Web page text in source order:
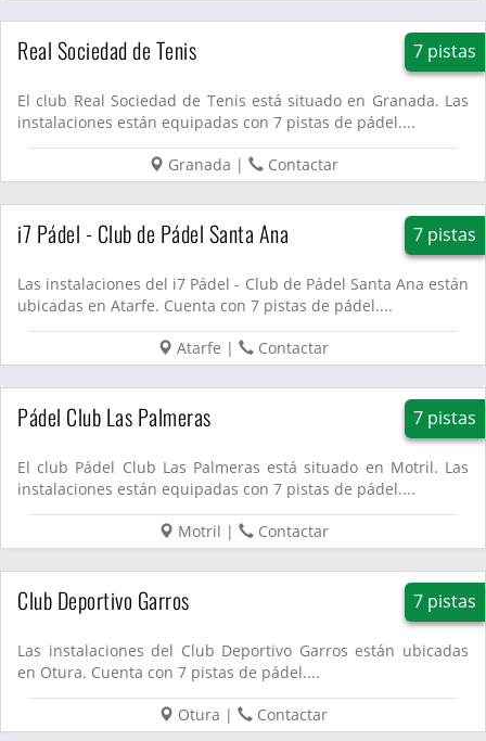
Real Sociedad de Tenis 7 pistas
El club Real Sociedad de Tenis está situado en Granada. Las
instalaciones están equipadas con 7 pistas de pádel....
Granada | Contactar
i7 Pádel - Club de Pádel Santa Ana 7 pistas
Las instalaciones del i7 Pádel - Club de Pádel Santa Ana están
ubicadas en Atarfe. Cuenta con 7 pistas de pádel....
Atarfe | Contactar
Pádel Club Las Palmeras 7 pistas
El club Pádel Club Las Palmeras está situado en Motril. Las
instalaciones están equipadas con 7 pistas de pádel....
Motril | Contactar
Club Deportivo Garros 7 pistas
Las instalaciones del Club Deportivo Garros están ubicadas
en Otura. Cuenta con 7 pistas de pádel....
Otura | Contactar